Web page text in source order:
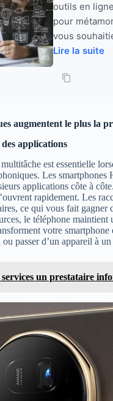
outils en
pour
vous
Lire la suite
augmentent le plus la
applications
est essentielle
Les
applications côte à
rapidement. Les
ce qui vous fait
le téléphone
votre
passer d’un appareil à un
services un prestataire